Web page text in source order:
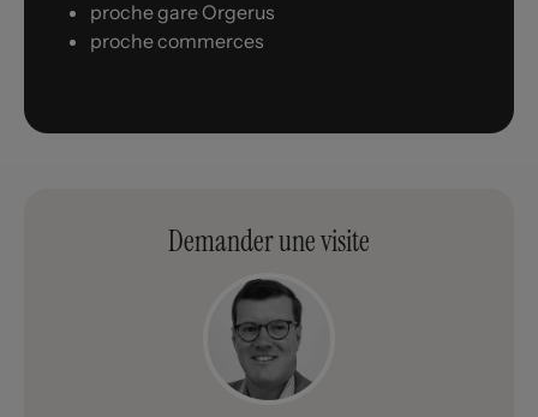
proche gare Orgerus
proche commerces
Demander une visite